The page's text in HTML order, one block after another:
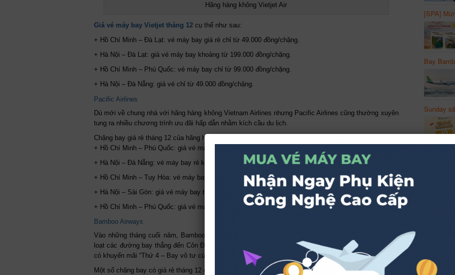
Hãng hàng không Vietjet Air
Giá vé máy bay Vietjet tháng 12cụ thể như sau:
+ Hồ Chí Minh – Đà Lạt: vé máy bay giá rẻ chỉ từ 49.000 đồng/chặng.
+ Hà Nội – Đà Lạt: giá vé máy bay khoảng từ 199.000 đồng/chặng.
+ Hồ Chí Minh – Phú Quốc: vé máy bay chỉ từ 99.000 đồng/chặng.
+ Hà Nội – Đà Nẵng: giá vé chỉ từ 49.000 đồng/chặng.
Pacific Airlines
Dù mới về chung nhà với hãng hàng không Vietnam Airlines nhưng Pacific Airlines cũng thường xuyên
tung ra nhiều chương trình ưu đãi hấp dẫn nhằm kích cầu du lịch.
Chặng bay giá rẻ tháng 12 của hãng hàng không Pacific Airlines gồm:
+ Hồ Chí Minh – Phú Quốc: giá vé máy bay rẻ chỉ từ 49.000 đồng/chặng.
+ Hà Nội – Đà Nẵng: vé máy bay rẻ khoảng từ 69.000 đồng/chặng.
+ Hồ Chí Minh – Tuy Hòa: vé máy bay chỉ từ 49.000 đồng/chặng.
+ Hà Nội – Sài Gòn: giá vé máy bay từ 110.000 đồng/chặng.
+ Hồ Chí Minh – Phú Quốc: giá vé máy bay chỉ từ 49.000 đồng/chặng.
Bamboo Airways
Vào những tháng cuối năm, Bamboo Airways khai thác khá nhiều chặng bay nội địa, mở thêm hàng
loạt các đường bay thẳng đến Côn Đảo, khởi hành từ Hà Nội, Vinh, Cần Thơ. Bên cạnh đó, hãng còn
có khuyến mãi “Thứ 4 – Bay vô tư cùng Bamboo”.
Một số chặng bay có giá rẻ tháng 12 của Bamboo Airways:
[SPA]
20%
Bay
Sunday